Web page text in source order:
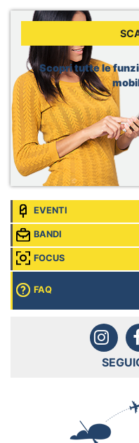
WHO, Internship -
Geneva, Svizzera
Dior, Merchandising
Sede: Brussels, Belgio
Scopri tutte le
EVENTI
BANDI
FOCUS
FAQ